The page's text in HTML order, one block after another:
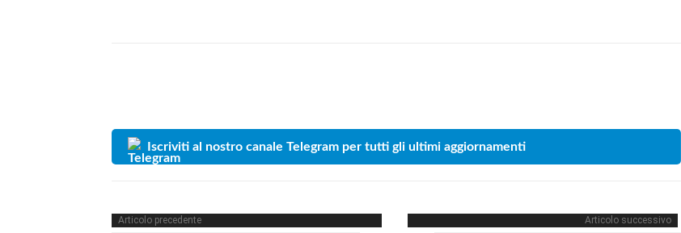
Iscriviti al nostro canale Telegram per tutti gli ultimi aggiornamenti
Articolo precedente Articolo successivo